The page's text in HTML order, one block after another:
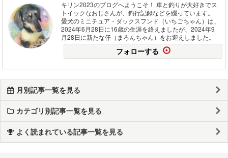
キリン2023のブログへようこそ！ 車と釣りが大好きでス
トイックなおじさんが、釣行記録などを綴っています。
愛犬のミニチュア・ダックスフンド（いちごちゃん）は、
2024年6月28日に16歳の生涯を終えましたが、2024年9
月28日に新たな仔（まろんちゃん）をお迎えしました。
フォローする
月別記事一覧を見る
カテゴリ別記事一覧を見る
よく読まれている記事一覧を見る